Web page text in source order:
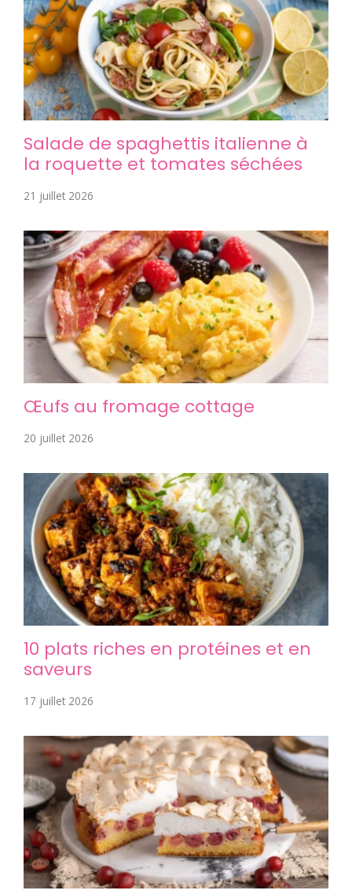
Salade de spaghettis italienne à
la roquette et tomates séchées
21 juillet 2026
Œufs au fromage cottage
20 juillet 2026
10 plats riches en protéines et en
saveurs
17 juillet 2026